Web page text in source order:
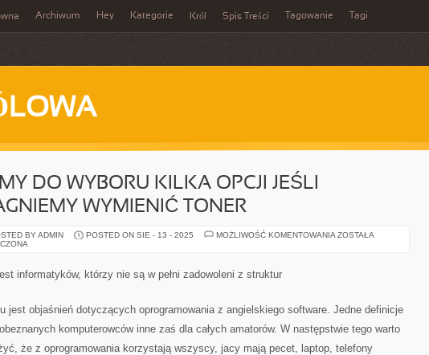
Archiwum Hey Kategorie Król Spis Treści Tagowanie Tagi
DO WYBORU KILKA OPCJI JEŚLI
WYMIENIĆ TONER
BY ADMIN POSTED ON SIE - 13 - 2025 MOŻLIWOŚĆ KOMENTOWANIA MAMY
TONER
ZOSTAŁA
informatyków, którzy nie są w pełni zadowoleni z struktur
jest objaśnień dotyczących oprogramowania z angielskiego software. Jedne definicje
komputerowców inne zaś dla całych amatorów. W następstwie tego warto
że z oprogramowania korzystają wszyscy, jacy mają pecet, laptop, telefony